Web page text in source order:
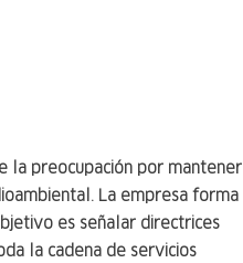
la preocupación por mantener
La empresa forma
es señalar directrices
la cadena de servicios